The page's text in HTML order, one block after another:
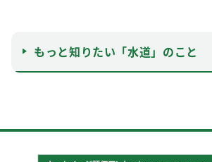
もっと知りたい「水道」のこと